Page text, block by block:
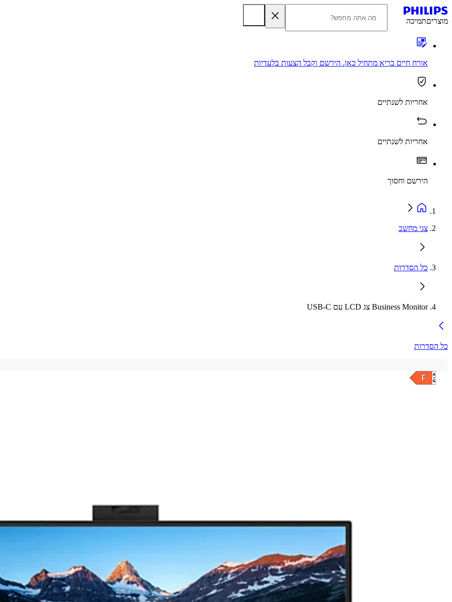
מוצריםתמיכה
אורח חיים בריא מתחיל כאן. הירשם וקבל הצעות בלעדיות
אחריות לשנתיים
אחריות לשנתיים
הירשם וחסוך
צגי מחשב
כל הסדרות
Business Monitor צג LCD עם USB-C
כל הסדרות